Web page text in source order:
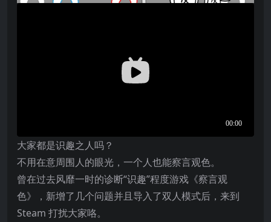
大家都是识趣之人吗？
不用在意周围人的眼光，一个人也能察言观色。
曾在过去风靡一时的诊断“识趣”程度游戏《察言观
色》，新增了几个问题并且导入了双人模式后，来到
Steam 打扰大家咯。